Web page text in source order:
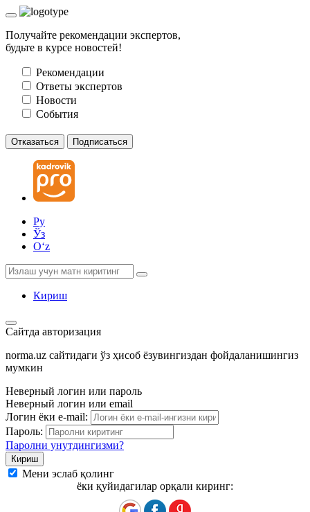
Получайте рекомендации экспертов,
будьте в курсе новостей!
Рекомендации
Ответы экспертов
Новости
События
Отказаться Подписаться
Ру
Ўз
Oʻz
Кириш
Сайтда авторизация
norma.uz сайтидаги ўз ҳисоб ёзувингиздан фойдаланишингиз
мумкин
Неверный логин или пароль
Неверный логин или email
Логин ёки e-mail:
Пароль:
Паролни унутдингизми?
Мени эслаб қолинг
ёки қуйидагилар орқали киринг: